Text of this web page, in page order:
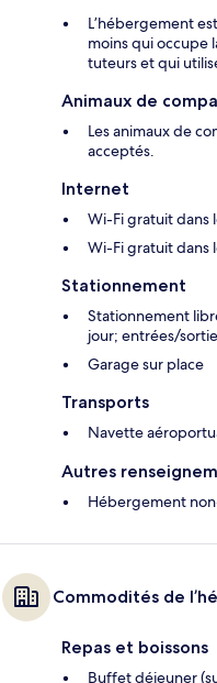
L’hébergement
moins qui occupe
tuteurs et qui
Animaux de
Les animaux de
acceptés.
Internet
Wi-Fi gratuit dans
Wi-Fi gratuit dans
Stationnement
Stationnement
jour; entrées/
Garage sur place
Transports
Navette
Autres
Hébergement
Commodités de
Repas et boissons
Buffet déjeuner